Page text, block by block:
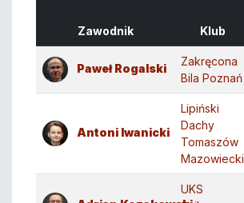
Zawodnik Klub
Paweł Rogalski
Zakręcona
Bila Poznań
Antoni Iwanicki
Lipiński
Dachy
Tomaszów
Mazowiecki
UKS